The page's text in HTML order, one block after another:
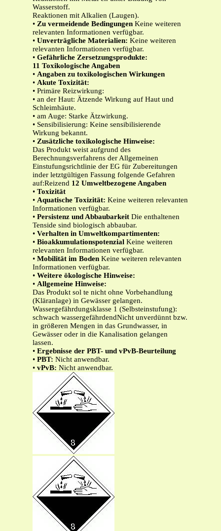
Wasserstoff.
Reaktionen mit Alkalien (Laugen).
• Zu vermeidende Bedingungen Keine weiteren
relevanten Informationen verfügbar.
• Unverträgliche Materialien: Keine weiteren
relevanten Informationen verfügbar.
• Gefährliche Zersetzungsprodukte:
11 Toxikologische Angaben
• Angaben zu toxikologischen Wirkungen
• Akute Toxizität:
• Primäre Reizwirkung:
• an der Haut: Ätzende Wirkung auf Haut und
Schleimhäute.
• am Auge: Starke Ätzwirkung.
• Sensibilisierung: Keine sensibilisierende
Wirkung bekannt.
• Zusätzliche toxikologische Hinweise:
Das Produkt weist aufgrund des
Berechnungsverfahrens der Allgemeinen
Einstufungsrichtlinie der EG für Zubereitungen
inder letztgültigen Fassung folgende Gefahren
auf:Reizend 12 Umweltbezogene Angaben
• Toxizität
• Aquatische Toxizität: Keine weiteren relevanten
Informationen verfügbar.
• Persistenz und Abbaubarkeit Die enthaltenen
Tenside sind biologisch abbaubar.
• Verhalten in Umweltkompartimenten:
• Bioakkumulationspotenzial Keine weiteren
relevanten Informationen verfügbar.
• Mobilität im Boden Keine weiteren relevanten
Informationen verfügbar.
• Weitere ökologische Hinweise:
• Allgemeine Hinweise:
Das Produkt sol te nicht ohne Vorbehandlung
(Kläranlage) in Gewässer gelangen.
Wassergefährdungsklasse 1 (Selbsteinstufung):
schwach wassergefährdendNicht unverdünnt bzw.
in größeren Mengen in das Grundwasser, in
Gewässer oder in die Kanalisation gelangen
lassen.
• Ergebnisse der PBT- und vPvB-Beurteilung
• PBT: Nicht anwendbar.
• vPvB: Nicht anwendbar.